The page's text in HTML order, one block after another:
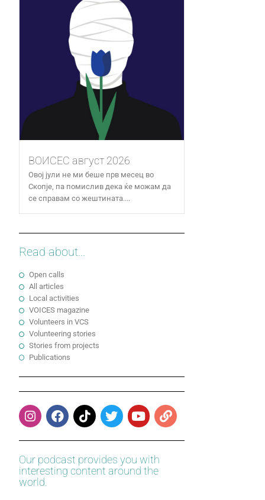
ВОИСЕС август 2026
Овој јули не ми беше прв месец во
Скопје, па помислив дека ќе можам да
се справам со жештината....
Read about...
Open calls
All articles
Local activities
VOICES magazine
Volunteers in VCS
Volunteering stories
Stories from projects
Publications
Our podcast provides you with
interesting content around the
world.